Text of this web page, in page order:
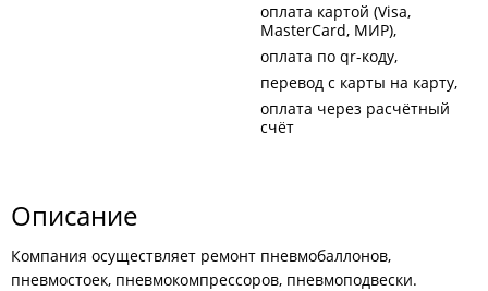
оплата картой (Visa,
MasterCard, МИР)
оплата по qr-коду
перевод с карты на карту
оплата через расчётный
счёт
Описание
Компания осуществляет ремонт пневмобаллонов,
пневмостоек, пневмокомпрессоров, пневмоподвески.